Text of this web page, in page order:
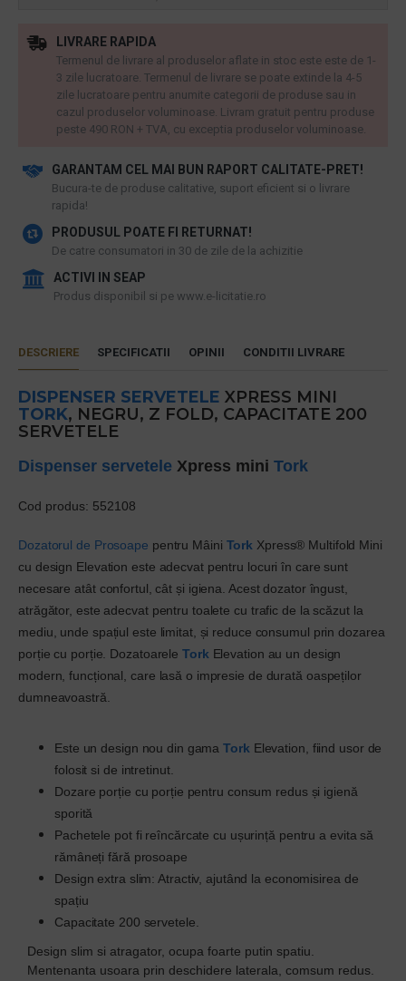
GARANTAM CEL MAI BUN RAPORT CALITATE-PRET!
​Bucura-te de produse calitative, suport eficient si o livrare
rapida!
PRODUSUL POATE FI RETURNAT!
De catre consumatori in 30 de zile de la achizitie
ACTIVI IN SEAP
Produs disponibil si pe www.e-licitatie.ro
LIVRARE RAPIDA
Termenul de livrare al produselor aflate in stoc este este de 1-
3 zile lucratoare. Termenul de livrare se poate extinde la 4-5
zile lucratoare pentru anumite categorii de produse sau in
cazul produselor voluminoase. Livram gratuit pentru produse
peste 490 RON + TVA, cu exceptia produselor voluminoase.
DESCRIERE SPECIFICATII OPINII CONDITII LIVRARE
DISPENSER SERVETELE XPRESS MINI
TORK, NEGRU, Z FOLD, CAPACITATE 200
SERVETELE
Dispenser servetele Xpress mini Tork
Cod produs: 552108
Dozatorul de Prosoape pentru Mâini Tork Xpress® Multifold Mini
cu design Elevation este adecvat pentru locuri în care sunt
necesare atât confortul, cât și igiena. Acest dozator îngust,
atrăgător, este adecvat pentru toalete cu trafic de la scăzut la
mediu, unde spațiul este limitat, și reduce consumul prin dozarea
porție cu porție. Dozatoarele Tork Elevation au un design
modern, funcțional, care lasă o impresie de durată oaspeților
dumneavoastră.
Este un design nou din gamaTork Elevation, fiind usor de
folosit si de intretinut.
Dozare porție cu porție pentru consum redus și igienă
sporită
Pachetele pot fi reîncărcate cu ușurință pentru a evita să
rămâneți fără prosoape
Design extra slim: Atractiv, ajutând la economisirea de
spațiu
Capacitate 200 servetele.
Design slim si atragator, ocupa foarte putin spatiu.
Mentenanta usoara prin deschidere laterala, comsum redus.